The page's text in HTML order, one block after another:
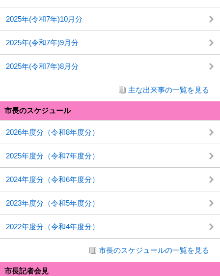
2025年(令和7年)10月分
2025年(令和7年)9月分
2025年(令和7年)8月分
主な出来事の一覧を見る
市長のスケジュール
2026年度分（令和8年度分）
2025年度分（令和7年度分）
2024年度分（令和6年度分）
2023年度分（令和5年度分）
2022年度分（令和4年度分）
市長のスケジュールの一覧を見る
市長記者会見